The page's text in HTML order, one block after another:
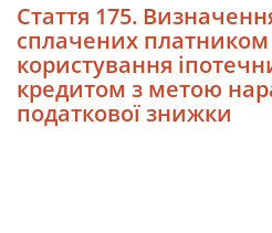
Стаття 175.
сплачених платником
користування
кредитом з метою
податкової знижки